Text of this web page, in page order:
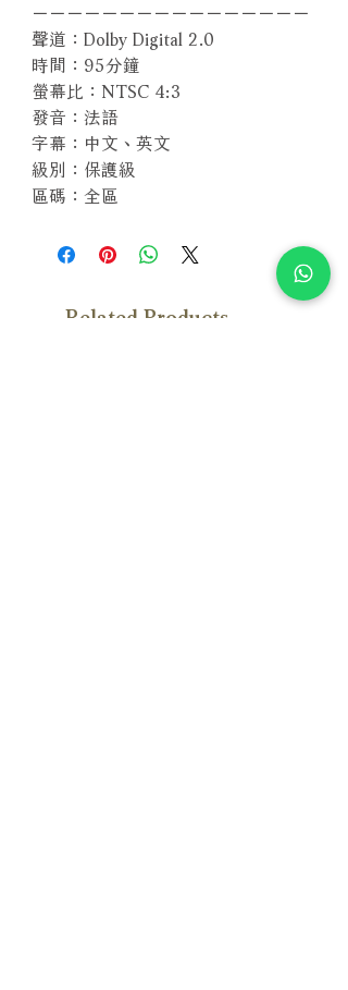
－－－－－－－－－－－－－－－－
聲道：Dolby Digital 2.0
時間：95分鐘
螢幕比：NTSC 4:3
發音：法語
字幕：中文、英文
級別：保護級
區碼：全區
Related Products